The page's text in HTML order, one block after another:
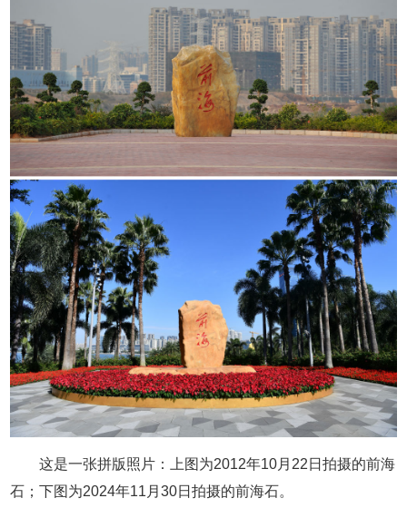
这是一张拼版照片：上图为2012年10月22日拍摄的前海
石；下图为2024年11月30日拍摄的前海石。